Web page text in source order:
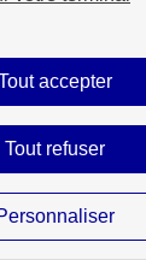
accepter
Tout refuser
data.gouv.fr
conforme